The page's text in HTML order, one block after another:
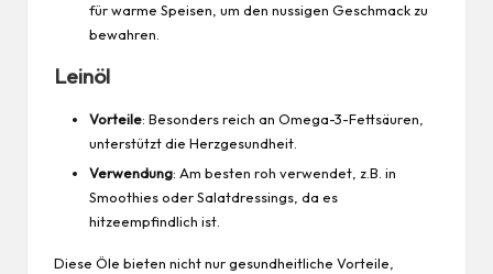
für warme Speisen, um den nussigen Geschmack zu
bewahren.
Leinöl
Vorteile: Besonders reich an Omega-3-Fettsäuren,
unterstützt die Herzgesundheit.
Verwendung: Am besten roh verwendet, z.B. in
Smoothies oder Salatdressings, da es
hitzeempfindlich ist.
Diese Öle bieten nicht nur gesundheitliche Vorteile,